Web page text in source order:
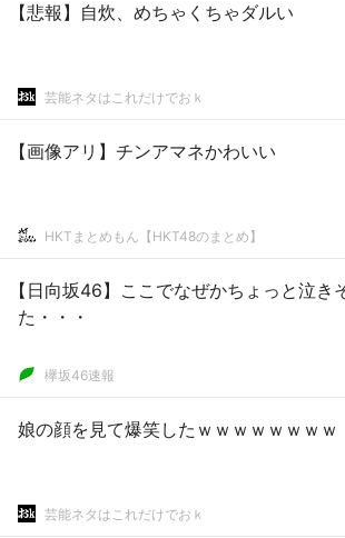
【悲報】自炊、めちゃくちゃダルい
芸能ネタはこれだけでおｋ
【画像アリ】チンアマネかわいい
HKTまとめもん【HKT48のまとめ】
【日向坂46】ここでなぜかちょっと泣き
た・・・
欅坂46速報
娘の顔を見て爆笑したｗｗｗｗｗｗｗｗ
芸能ネタはこれだけでおｋ